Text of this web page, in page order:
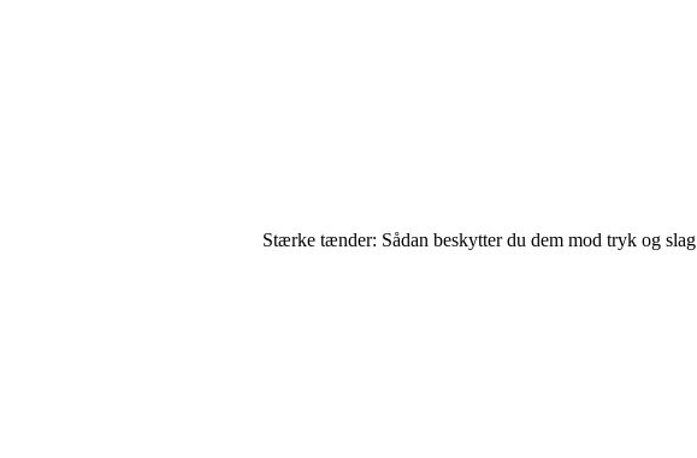
Stærke tænder: Sådan beskytter du dem mod tryk og slag